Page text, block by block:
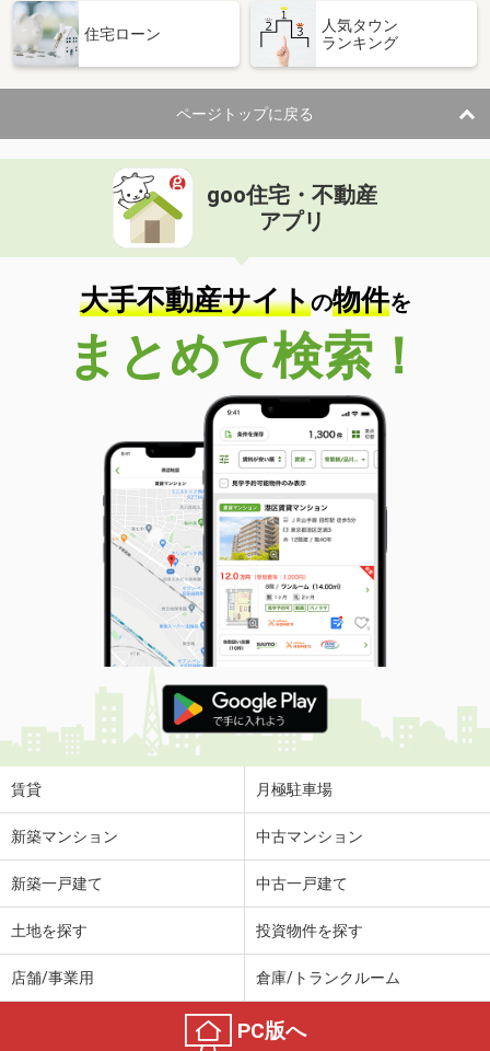
住宅ローン
人気タウン
ランキング
ページトップに戻る
goo住宅・不動産
アプリ
大手不動産サイトの物件を
まとめて検索！
賃貸 月極駐車場
新築マンション 中古マンション
新築一戸建て 中古一戸建て
土地を探す 投資物件を探す
店舗/事業用 倉庫/トランクルーム
PC版へ